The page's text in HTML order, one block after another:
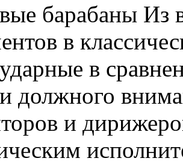
Из
в
в
должного
и